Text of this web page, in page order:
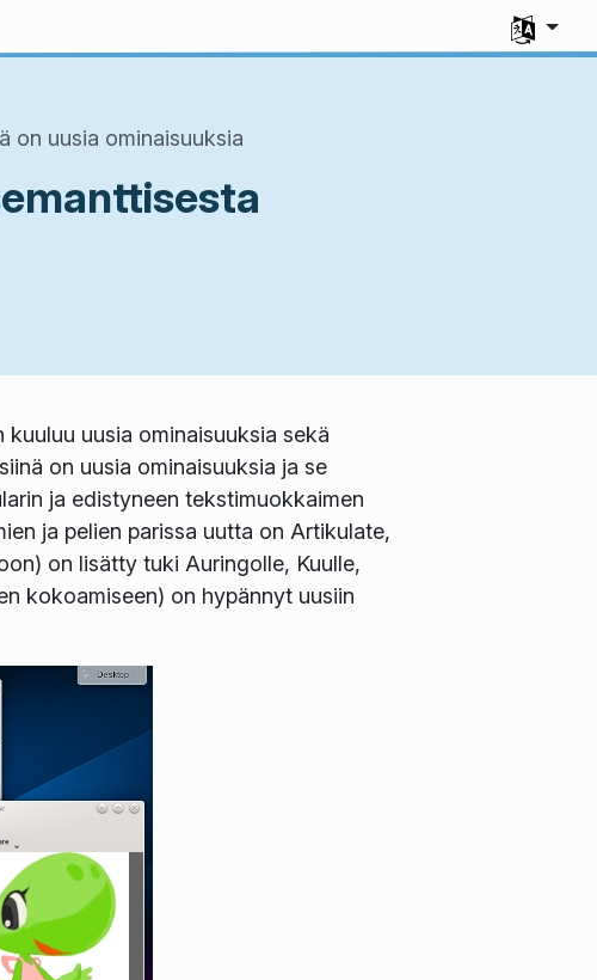
Select
on uusia ominaisuuksia
uusia ominaisuuksia sekä
on uusia ominaisuuksia ja se
ja edistyneen tekstimuokkaimen
ja pelien parissa uutta on Artikulate,
on lisätty tuki Auringolle, Kuulle,
kokoamiseen) on hypännyt uusiin